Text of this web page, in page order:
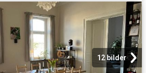
12 bilder